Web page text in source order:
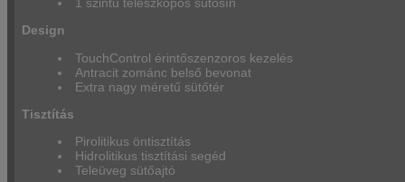
Design
TouchControl érintőszenzoros kezelés
Antracit zománc belső bevonat
Extra nagy méretű sütőtér
Tisztítás
Pirolitikus öntisztítás
Hidrolitikus tisztítási segéd
Teleüveg sütőajtó